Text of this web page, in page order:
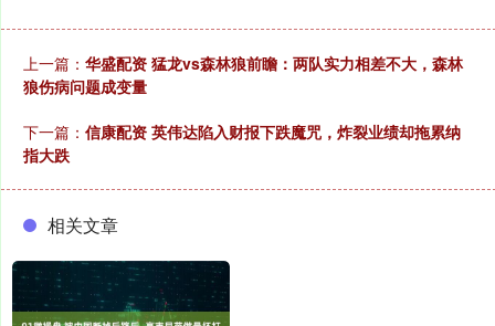
上一篇： 华盛配资 猛龙vs森林狼前瞻：两队实力相差不大，森林
狼伤病问题成变量
下一篇： 信康配资 英伟达陷入财报下跌魔咒，炸裂业绩却拖累纳
指大跌
相关文章